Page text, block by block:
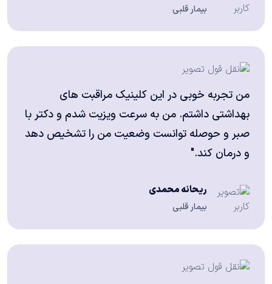
بیمار قلبی
من تجربه خوبی در این کلینیک مراقبت های
بهداشتی داشتم. من به سرعت ویزیت شدم و دکتر با
صبر و حوصله توانست وضعیت من را تشخیص دهد
و درمان کند."
ریحانه محمدی
بیمار قلبی